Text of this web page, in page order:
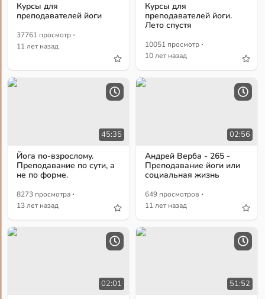
Курсы для
преподавателей йоги
37761 просмотр ·
11 лет назад
Курсы для
преподавателей йоги.
Лето спустя
10051 просмотр ·
10 лет назад
45:35
Йога по-взрослому.
Преподавание по сути, а
не по форме.
8273 просмотра ·
13 лет назад
02:56
Андрей Верба - 265 -
Преподавание йоги или
социальная жизнь
649 просмотров ·
11 лет назад
02:01 51:52